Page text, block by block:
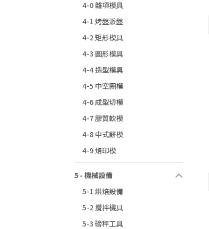
4-0 雜項模具
4-1 烤盤派盤
4-2 矩形模具
4-3 圓形模具
4-4 造型模具
4-5 中空圈模
4-6 成型切模
4-7 膠質軟模
4-8 中式餅模
4-9 烙印模
5 - 機械設備
5-1 烘焙設備
5-2 攪拌機具
5-3 磅秤工具